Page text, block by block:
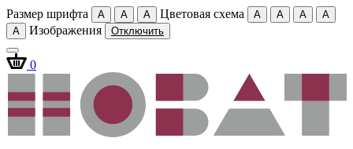
Размер шрифта A A A Цветовая схема A A A
A
A
Изображения Отключить
0